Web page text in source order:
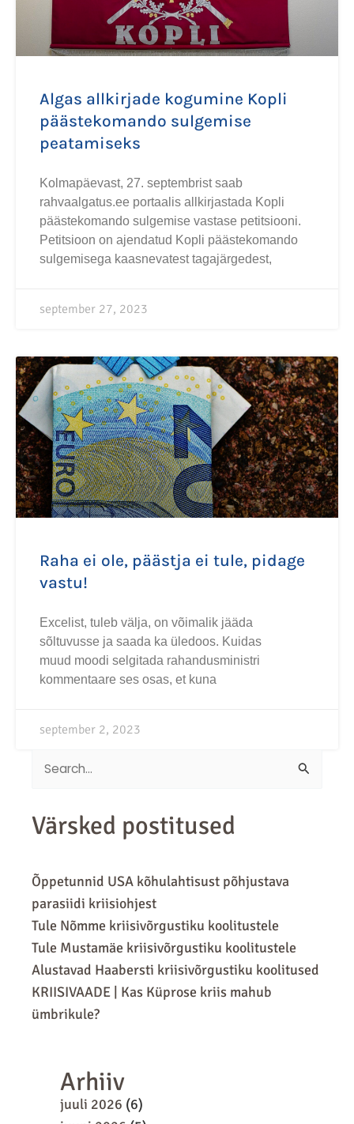
Algas allkirjade kogumine Kopli
päästekomando sulgemise
peatamiseks
Kolmapäevast, 27. septembrist saab
rahvaalgatus.ee portaalis allkirjastada Kopli
päästekomando sulgemise vastase petitsiooni.
Petitsioon on ajendatud Kopli päästekomando
sulgemisega kaasnevatest tagajärgedest,
september 27, 2023
Raha ei ole, päästja ei tule, pidage
vastu!
Excelist, tuleb välja, on võimalik jääda
sõltuvusse ja saada ka üledoos. Kuidas
muud moodi selgitada rahandusministri
kommentaare ses osas, et kuna
september 2, 2023
Search
Värsked postitused
Õppetunnid USA kõhulahtisust põhjustava
parasiidi kriisiohjest
Tule Nõmme kriisivõrgustiku koolitustele
Tule Mustamäe kriisivõrgustiku koolitustele
Alustavad Haabersti kriisivõrgustiku koolitused
KRIISIVAADE | Kas Küprose kriis mahub
ümbrikule?
Arhiiv
juuli 2026 (6)